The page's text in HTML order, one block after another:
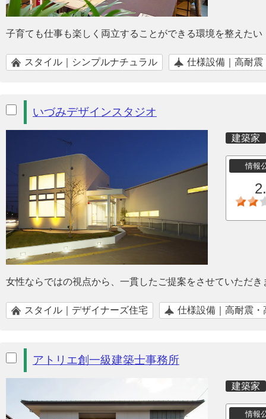
子育ても仕事も楽しく両立することができる環境を整えたい
スタイル｜シンプルナチュラル 仕様設備｜高耐震
いづみデザインスタジオ
建築家
情報
女性ならではの視点から、一貫したご提案をさせていただき
スタイル｜デザイナーズ住宅 仕様設備｜高耐震・
アトリエ創一級建築士事務所
建築家
情報